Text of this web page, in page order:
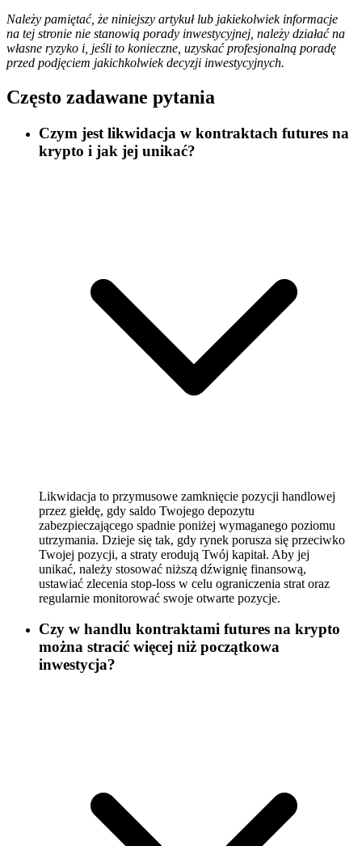
Należy pamiętać, że niniejszy artykuł lub jakiekolwiek informacje
na tej stronie nie stanowią porady inwestycyjnej, należy działać na
własne ryzyko i, jeśli to konieczne, uzyskać profesjonalną poradę
przed podjęciem jakichkolwiek decyzji inwestycyjnych.
Często zadawane pytania
Czym jest likwidacja w kontraktach futures na
krypto i jak jej unikać?
Likwidacja to przymusowe zamknięcie pozycji handlowej
przez giełdę, gdy saldo Twojego depozytu
zabezpieczającego spadnie poniżej wymaganego poziomu
utrzymania. Dzieje się tak, gdy rynek porusza się przeciwko
Twojej pozycji, a straty erodują Twój kapitał. Aby jej
unikać, należy stosować niższą dźwignię finansową,
ustawiać zlecenia stop-loss w celu ograniczenia strat oraz
regularnie monitorować swoje otwarte pozycje.
Czy w handlu kontraktami futures na krypto
można stracić więcej niż początkowa
inwestycja?